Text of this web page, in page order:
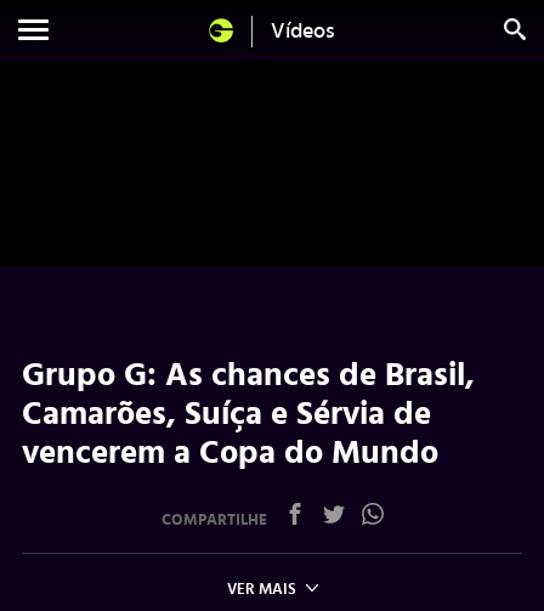
Vídeos
Grupo G: As chances de Brasil,
Camarões, Suíça e Sérvia de
vencerem a Copa do Mundo
COMPARTILHE
VER MAIS